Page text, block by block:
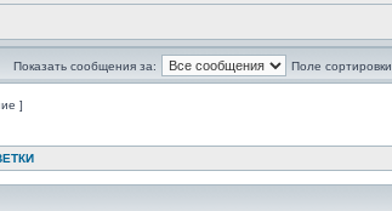
Показать сообщения за: Поле сортировки
]